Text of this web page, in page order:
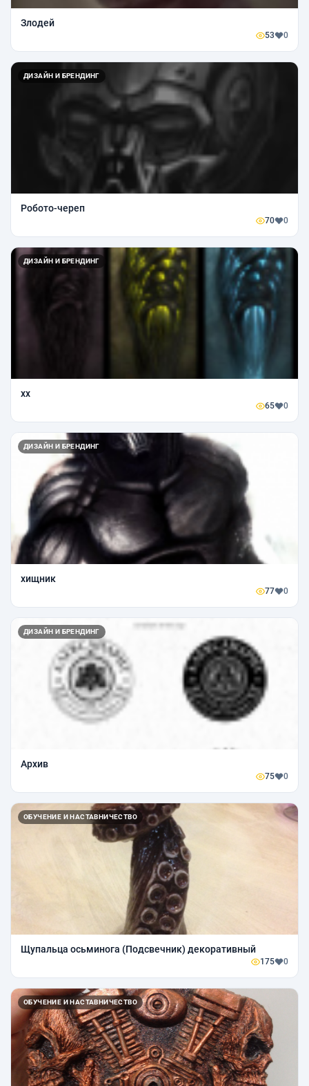
Злодей
53 0
ДИЗАЙН И БРЕНДИНГ
Робото-череп
70 0
ДИЗАЙН И БРЕНДИНГ
xx
65 0
ДИЗАЙН И БРЕНДИНГ
хищник
77 0
ДИЗАЙН И БРЕНДИНГ
Архив
75 0
ОБУЧЕНИЕ И НАСТАВНИЧЕСТВО
Щупальца осьминога (Подсвечник) декоративный
175 0
ОБУЧЕНИЕ И НАСТАВНИЧЕСТВО